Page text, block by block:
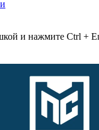
и нажмите Ctrl +